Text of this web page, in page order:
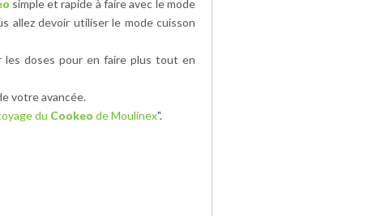
simple et rapide à faire avec le mode
allez devoir utiliser le mode cuisson
les doses pour en faire plus tout en
votre avancée.
du Cookeo de Moulinex".